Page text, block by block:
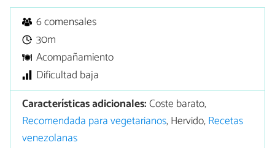
6 comensales
30m
Acompañamiento
Dificultad baja
Características adicionales:Coste barato,
Recomendada para vegetarianos, Hervido,Recetas
venezolanas